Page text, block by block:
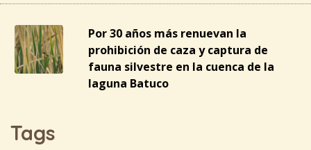
Por 30 años más renuevan la
prohibición de caza y captura de
fauna silvestre en la cuenca de la
laguna Batuco
Tags